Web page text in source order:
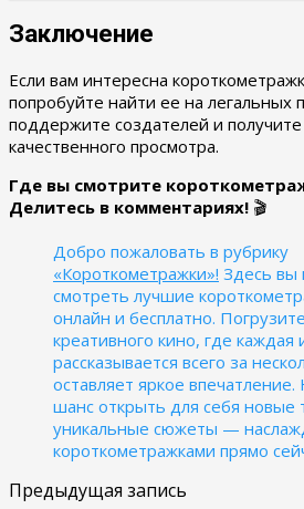
Заключение
Если вам интересна
попробуйте найти ее на легальных
поддержите создателей и
качественного просмотра.
Где вы смотрите
Делитесь в комментариях! 🎬
Добро пожаловать в рубрику
«Короткометражки»! Здесь вы
смотреть лучшие
онлайн и бесплатно.
креативного кино, где каждая
рассказывается всего за
оставляет яркое впечатление.
шанс открыть для себя новые
уникальные сюжеты —
короткометражками прямо
Предыдущая запись